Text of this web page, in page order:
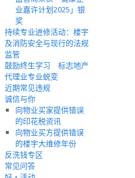
业嘉许计划2025」银
奖
持续专业进修活动：楼宇
及消防安全与现行的法规
监管
鼓励终生学习 标志地产
代理业专业蜕变
近期常见违规
诚信与你
向物业买家提供错误
的印花税资讯
向物业买方提供错误
的楼宇大维修年份
反洗钱专区
常见问答